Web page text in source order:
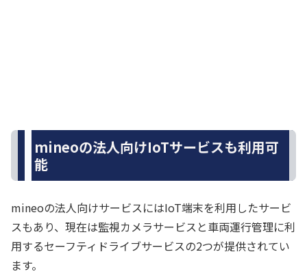
mineoの法人向けIoTサービスも利用可
能
mineoの法人向けサービスにはIoT端末を利用したサービ
スもあり、現在は監視カメラサービスと車両運行管理に利
用するセーフティドライブサービスの2つが提供されてい
ます。